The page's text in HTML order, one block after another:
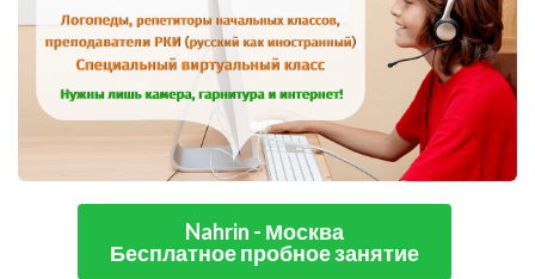
Nahrin - Москва
Бесплатное пробное занятие